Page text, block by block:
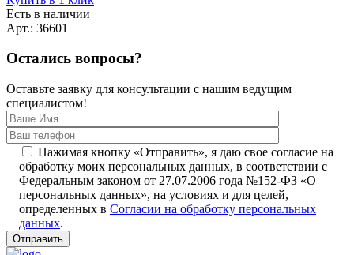
Есть в наличии
Арт.: 36601
Остались вопросы?
Оставьте заявку для консультации с нашим ведущим
специалистом!
Нажимая кнопку «Отправить», я даю свое согласие на
обработку моих персональных данных, в соответствии с
Федеральным законом от 27.07.2006 года №152-ФЗ «О
персональных данных», на условиях и для целей,
определенных в Согласии на обработку персональных
данных.